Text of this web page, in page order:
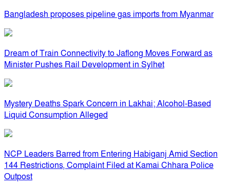
Bangladesh proposes pipeline gas imports from Myanmar
Dream of Train Connectivity to Jaflong Moves Forward as
Minister Pushes Rail Development in Sylhet
Mystery Deaths Spark Concern in Lakhai; Alcohol-Based
Liquid Consumption Alleged
NCP Leaders Barred from Entering Habiganj Amid Section
144 Restrictions, Complaint Filed at Kamai Chhara Police
Outpost